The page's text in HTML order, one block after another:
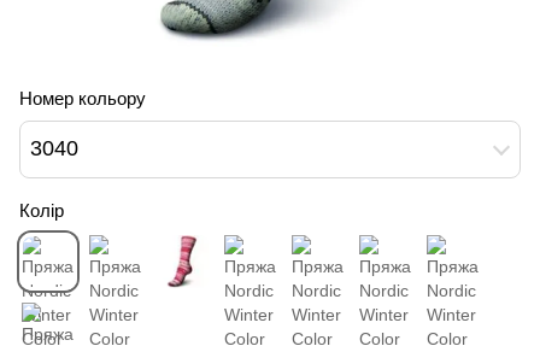
Номер кольору
3040
Колір